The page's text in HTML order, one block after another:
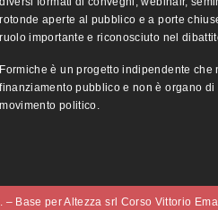
rotonde aperte al pubblico e a porte
ruolo importante e riconosciuto nel
Formiche è un progetto indipendente che
finanziamento pubblico e non è organo di
movimento politico.
Base per Altezza srl Corso Vittorio